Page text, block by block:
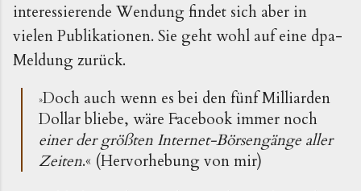
interessierende Wendung findet sich aber in
vielen Publikationen. Sie geht wohl auf eine dpa-
Meldung zurück.
»Doch auch wenn es bei den fünf Milliarden
Dollar bliebe, wäre Facebook immer noch
einer der größten Internet-Börsengänge aller
Zeiten.« (Hervorhebung von mir)